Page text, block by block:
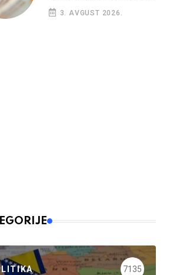
za obračun plaća
budžetskim
3. AVGUST 2026.
7135